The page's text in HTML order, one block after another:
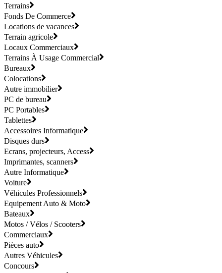
Terrains
Fonds De Commerce
Locations de vacances
Terrain agricole
Locaux Commerciaux
Terrains À Usage Commercial
Bureaux
Colocations
Autre immobilier
PC de bureau
PC Portables
Tablettes
Accessoires Informatique
Disques durs
Ecrans, projecteurs, Access
Imprimantes, scanners
Autre Informatique
Voiture
Véhicules Professionnels
Equipement Auto & Moto
Bateaux
Motos / Vélos / Scooters
Commerciaux
Pièces auto
Autres Véhicules
Concours